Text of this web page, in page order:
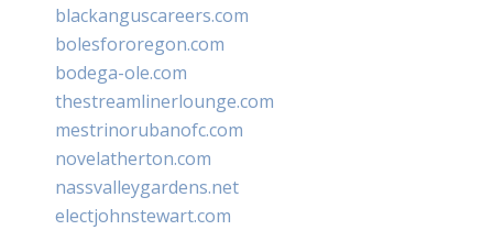
blackanguscareers.com
bolesfororegon.com
bodega-ole.com
thestreamlinerlounge.com
mestrinorubanofc.com
novelatherton.com
nassvalleygardens.net
electjohnstewart.com